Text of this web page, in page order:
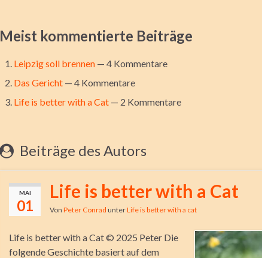
Meist kommentierte Beiträge
Leipzig soll brennen — 4 Kommentare
Das Gericht — 4 Kommentare
Life is better with a Cat — 2 Kommentare
Beiträge des Autors
MAI
01
Life is better with a Cat
Von Peter Conrad unterLife is better with a cat
Life is better with a Cat © 2025 Peter Die
folgende Geschichte basiert auf dem